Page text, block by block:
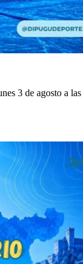
3 de agosto a las